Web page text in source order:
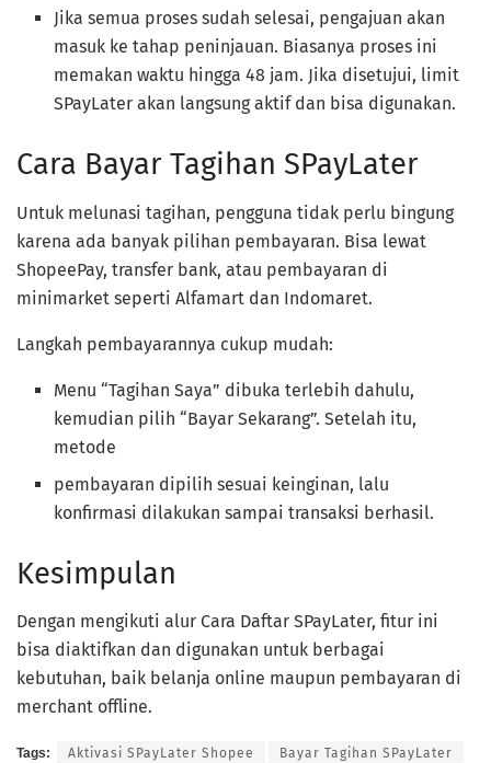
Jika semua proses sudah selesai, pengajuan akan
masuk ke tahap peninjauan. Biasanya proses ini
memakan waktu hingga 48 jam. Jika disetujui, limit
SPayLater akan langsung aktif dan bisa digunakan.
Cara Bayar Tagihan SPayLater
Untuk melunasi tagihan, pengguna tidak perlu bingung
karena ada banyak pilihan pembayaran. Bisa lewat
ShopeePay, transfer bank, atau pembayaran di
minimarket seperti Alfamart dan Indomaret.
Langkah pembayarannya cukup mudah:
Menu “Tagihan Saya” dibuka terlebih dahulu,
kemudian pilih “Bayar Sekarang”. Setelah itu,
metode
pembayaran dipilih sesuai keinginan, lalu
konfirmasi dilakukan sampai transaksi berhasil.
Kesimpulan
Dengan mengikuti alur Cara Daftar SPayLater, fitur ini
bisa diaktifkan dan digunakan untuk berbagai
kebutuhan, baik belanja online maupun pembayaran di
merchant offline.
Tags: Aktivasi SPayLater Shopee Bayar Tagihan SPayLater